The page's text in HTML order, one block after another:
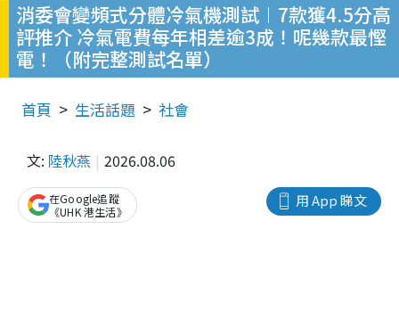
消委會變頻式分體冷氣機測試︱7款獲4.5分高
評推介 冷氣電費每年相差逾3成！呢幾款最慳
電！（附完整測試名單）
首頁 生活話題 社會
文: 陸秋燕 2026.08.06
用 App 睇文
在Google追蹤
《UHK 港生活》